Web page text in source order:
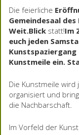
Die feierliche
Gemeindesaal
Weit.Blick statt!Im
euch jeden
Kunstmeile ein.
Die Kunstmeile wird
organisiert und
die Nachbarschaft.
Im Vorfeld der